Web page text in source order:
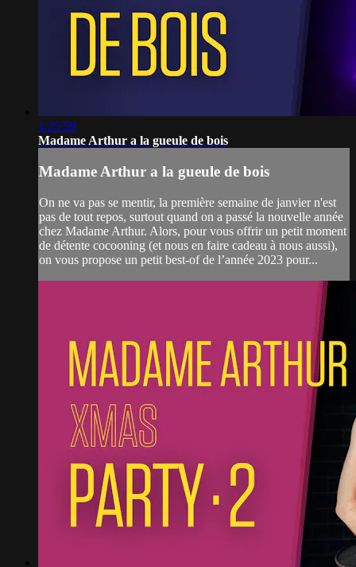
1:25:59
Madame Arthur a la gueule de bois
Madame Arthur a la gueule de bois
On ne va pas se mentir, la première semaine de janvier n'est
pas de tout repos, surtout quand on a passé la nouvelle année
chez Madame Arthur. Alors, pour vous offrir un petit moment
de détente cocooning (et nous en faire cadeau à nous aussi),
on vous propose un petit best-of de l’année 2023 pour...